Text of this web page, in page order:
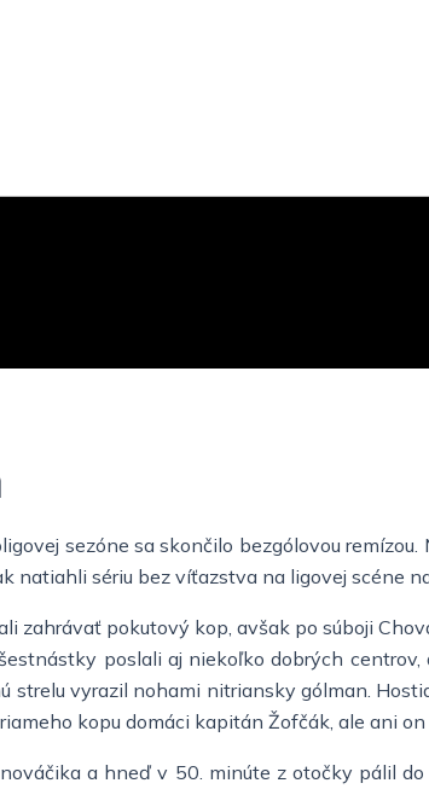
sezóne sa skončilo bezgólovou
sériu bez víťazstva na ligovej scéne
zahrávať pokutový kop, avšak po súboji
poslali aj niekoľko dobrých
strelu vyrazil nohami nitriansky gólman.
kopu domáci kapitán Žofčák, ale ani on
a hneď v 50. minúte z otočky pálil